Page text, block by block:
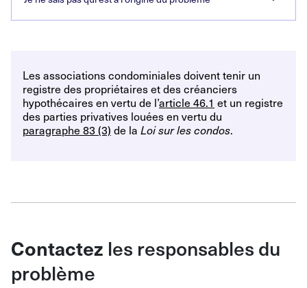
Les associations condominiales doivent tenir un
registre des propriétaires et des créanciers
hypothécaires en vertu de l’article 46.1 et un registre
des parties privatives louées en vertu du
paragraphe 83 (3) de la Loi sur les condos.
Contactez les responsables du
problème